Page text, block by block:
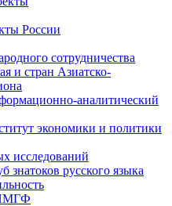
России
сотрудничества
и стран Азиатско-
аналитический
экономики и политики
исследований
русского языка